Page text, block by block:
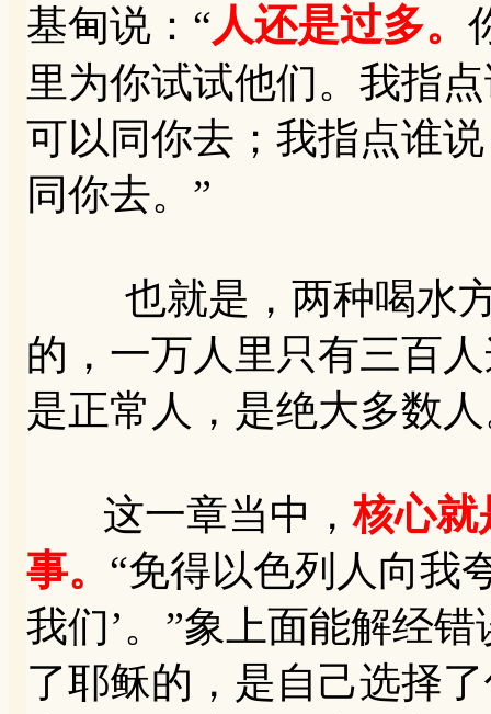
基甸说：“人还是过多。
里为你试试他们。我指
可以同你去；我指点谁
同你去。”
也就是，两种喝水方
的，一万人里只有三百
是正常人，是绝大多数
这一章当中，核心就
事。 “免得以色列人向我
我们’。”象上面能解经
了耶稣的，是自己选择